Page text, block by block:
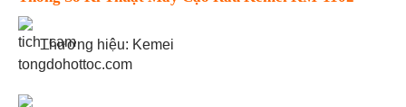
Thương hiệu: Kemei